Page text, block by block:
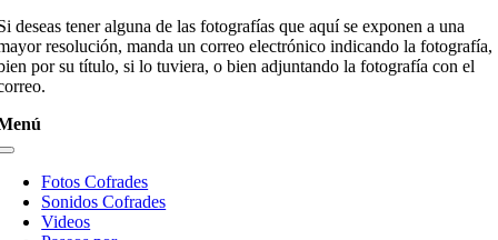
deseas tener alguna de las fotografías que aquí se exponen a una
resolución, manda un correo electrónico indicando la fotografía,
por su título, si lo tuviera, o bien adjuntando la fotografía con el
Toggle
NavigationFotos Cofrades
Sonidos Cofrades
Videos